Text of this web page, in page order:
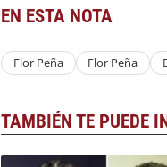
EN ESTA NOTA
Flor Peña Flor Peña
TAMBIÉN TE PUEDE